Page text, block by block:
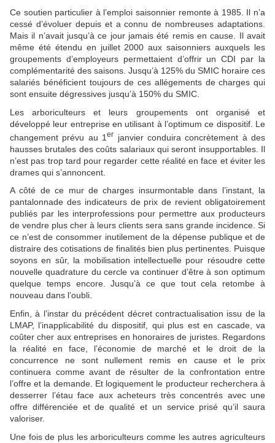
Ce soutien particulier à l’emploi saisonnier remonte à 1985. Il n’a
cessé d’évoluer depuis et a connu de nombreuses adaptations.
Mais il n’avait jusqu’à ce jour jamais été remis en cause. Il avait
même été étendu en juillet 2000 aux saisonniers auxquels les
groupements d’employeurs permettaient d’offrir un CDI par la
complémentarité des saisons. Jusqu’à 125% du SMIC horaire ces
salariés bénéficient toujours de ces allégements de charges qui
sont ensuite dégressives jusqu’à 150% du SMIC.
Les arboriculteurs et leurs groupements ont organisé et
développé leur entreprise en utilisant à l’optimum ce dispositif. Le
changement prévu au 1er
janvier conduira concrètement à des
hausses brutales des coûts salariaux qui seront insupportables. Il
n’est pas trop tard pour regarder cette réalité en face et éviter les
drames qui s’annoncent.
A côté de ce mur de charges insurmontable dans l’instant, la
pantalonnade des indicateurs de prix de revient obligatoirement
publiés par les interprofessions pour permettre aux producteurs
de vendre plus cher à leurs clients sera sans grande incidence. Si
ce n’est de consommer inutilement de la dépense publique et de
distraire des cotisations de finalités bien plus pertinentes. Puisque
soyons en sûr, la mobilisation intellectuelle pour résoudre cette
nouvelle quadrature du cercle va continuer d’être à son optimum
quelque temps encore. Jusqu’à ce que tout cela retombe à
nouveau dans l’oubli.
Enfin, à l’instar du précédent décret contractualisation issu de la
LMAP, l’inapplicabilité du dispositif, qui plus est en cascade, va
coûter cher aux entreprises en honoraires de juristes. Regardons
la réalité en face, l’économie de marché et le droit de la
concurrence ne sont nullement remis en cause et le prix
continuera comme avant de résulter de la confrontation entre
l’offre et la demande. Et logiquement le producteur recherchera à
desserrer l’étau face aux acheteurs très concentrés avec une
offre différenciée et de qualité et un service prisé qu’il saura
valoriser.
Une fois de plus les arboriculteurs comme les autres agriculteurs